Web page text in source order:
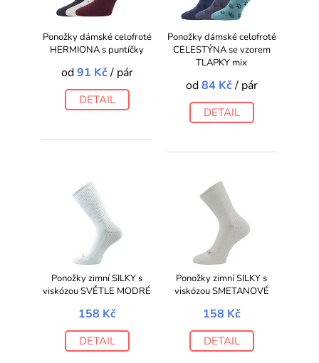
Ponožky dámské celofroté
HERMIONA s puntíčky
od91 Kč/ pár
DETAIL
Ponožky dámské celofroté
CELESTÝNA se vzorem
TLAPKY mix
od84 Kč/ pár
DETAIL
Ponožky zimní SILKY s
viskózou SVĚTLE MODRÉ
158 Kč
DETAIL
Ponožky zimní SILKY s
viskózou SMETANOVÉ
158 Kč
DETAIL